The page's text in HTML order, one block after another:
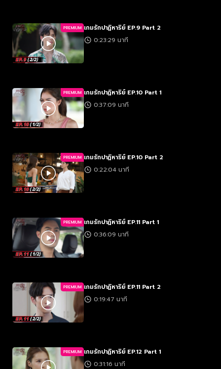
PREMIUM เกมรักปาฏิหาริย์ EP.9 Part 2
0:23:29 นาที
PREMIUM เกมรักปาฏิหาริย์ EP.10 Part 1
0:37:09 นาที
PREMIUM เกมรักปาฏิหาริย์ EP.10 Part 2
0:22:04 นาที
PREMIUM เกมรักปาฏิหาริย์ EP.11 Part 1
0:36:09 นาที
PREMIUM เกมรักปาฏิหาริย์ EP.11 Part 2
0:19:47 นาที
PREMIUM เกมรักปาฏิหาริย์ EP.12 Part 1
0:31:16 นาที